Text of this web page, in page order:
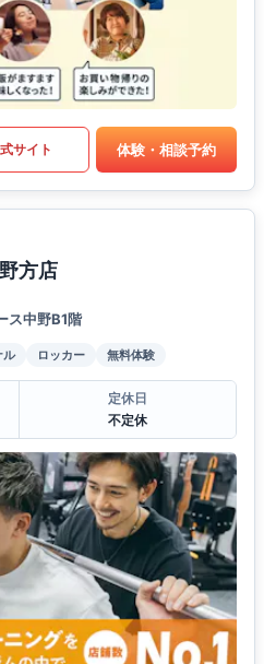
サイト 体験・相談予約
方店
ス中野B1階
ル ロッカー 無料体験
定休日
不定休